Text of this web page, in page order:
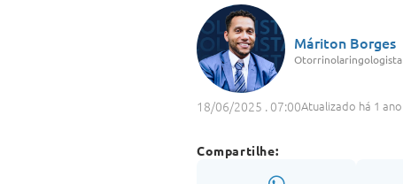
Máriton Borges
Otorrinolaringologista
18/06/2025 . 07:00Atualizado há 1 ano
Compartilhe: